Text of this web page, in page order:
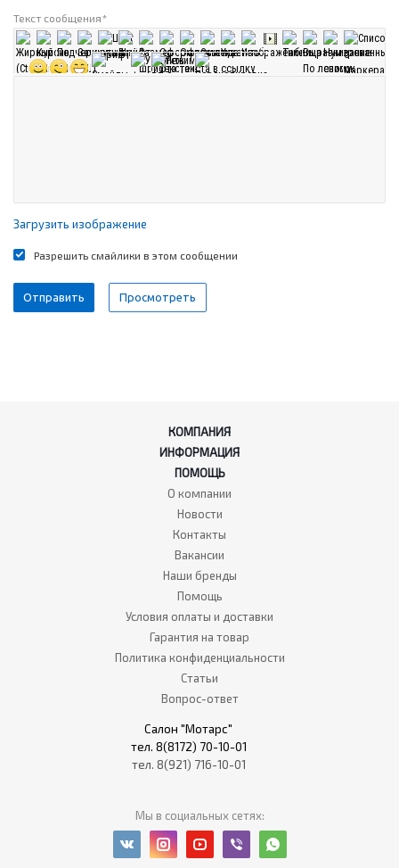
Текст сообщения*
Загрузить изображение
Разрешить смайлики в этом сообщении
КОМПАНИЯ
ИНФОРМАЦИЯ
ПОМОЩЬ
О компании
Новости
Контакты
Вакансии
Наши бренды
Помощь
Условия оплаты и доставки
Гарантия на товар
Политика конфиденциальности
Статьи
Вопрос-ответ
Салон "Мотарс"
тел. 8(8172) 70-10-01
тел. 8(921) 716-10-01
Мы в социальных сетях: